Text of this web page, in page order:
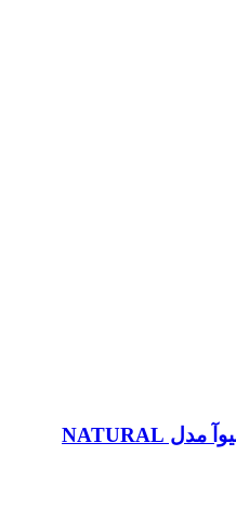
اسپری ضد تعریق زنانه نیوآ مدل NATURAL